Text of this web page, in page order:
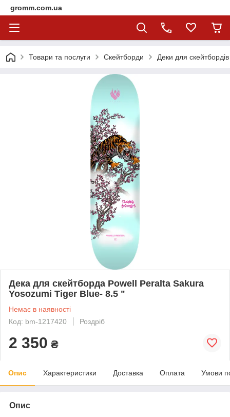
gromm.com.ua
Товари та послуги Скейтборди Деки для скейтбордів
Дека для скейтборда Powell Peralta Sakura
Yosozumi Tiger Blue- 8.5 "
Немає в наявності
Код: bm-1217420
Роздріб
2 350 ₴
Опис Характеристики Доставка Оплата Умови
Опис